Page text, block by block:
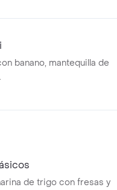
banano, mantequilla de
de trigo con fresas y